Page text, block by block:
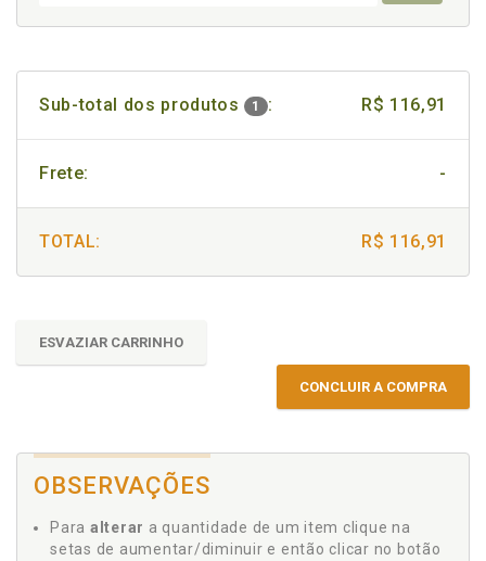
Sub-total dos produtos 1 : R$ 116,91
Frete: -
TOTAL: R$ 116,91
ESVAZIAR CARRINHO
CONCLUIR A COMPRA
OBSERVAÇÕES
Para alterar a quantidade de um item clique na
setas de aumentar/diminuir e então clicar no botão